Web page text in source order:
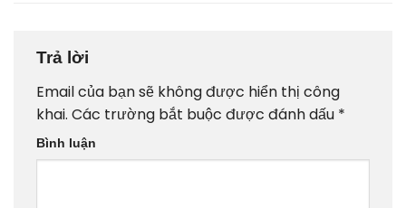
Trả lời
Email của bạn sẽ không được hiển thị công
khai. Các trường bắt buộc được đánh dấu *
Bình luận